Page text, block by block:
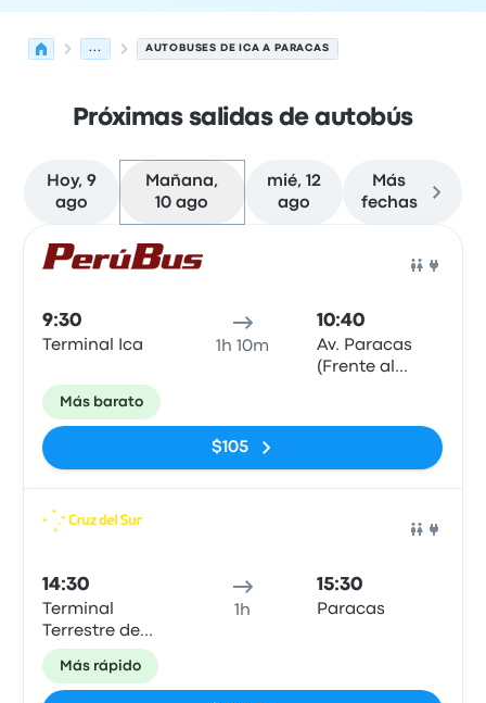
... AUTOBUSES DE ICA A PARACAS
Próximas salidas de autobús
Hoy, 9
ago
Mañana,
10 ago
mié, 12
ago
Más
fechas
9:30
Terminal Ica 1h 10m
10:40
Av. Paracas
(Frente al
Más barato
$105
14:30
Terminal
Terrestre de
Ica
1h
15:30
Paracas
Más rápido